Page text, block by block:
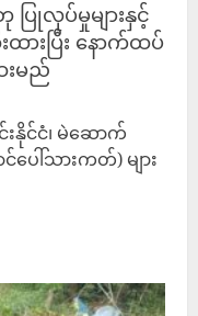
လုပ်မှုများနှင့်
းပြီး နောက်ထပ်
းမည်
င်ငံ၊ မဲဆောက်
ေါ်သားကတ်) များ